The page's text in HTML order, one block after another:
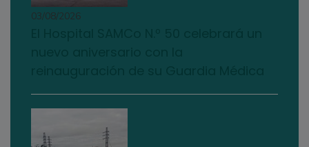
03/08/2026